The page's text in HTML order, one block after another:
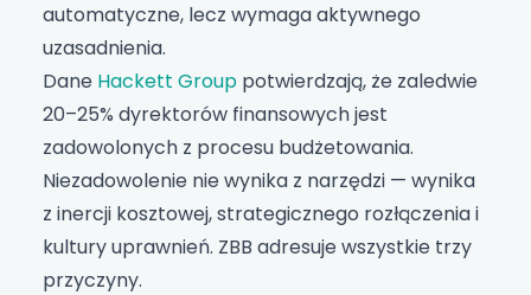
automatyczne, lecz wymaga aktywnego
uzasadnienia.
Dane Hackett Group potwierdzają, że zaledwie
20–25% dyrektorów finansowych jest
zadowolonych z procesu budżetowania.
Niezadowolenie nie wynika z narzędzi — wynika
z inercji kosztowej, strategicznego rozłączenia i
kultury uprawnień. ZBB adresuje wszystkie trzy
przyczyny.